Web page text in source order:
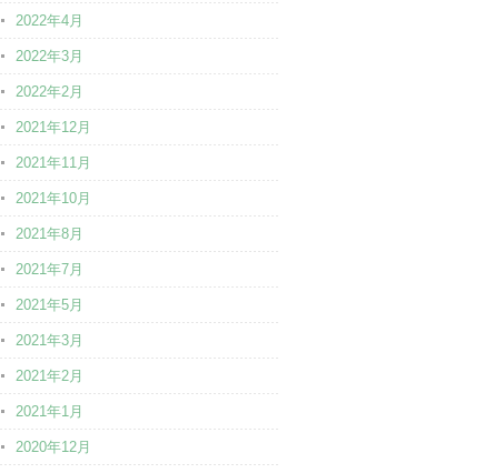
2022年4月
2022年3月
2022年2月
2021年12月
2021年11月
2021年10月
2021年8月
2021年7月
2021年5月
2021年3月
2021年2月
2021年1月
2020年12月